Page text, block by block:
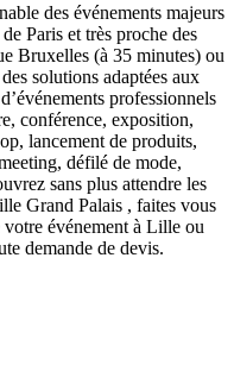
des événements majeurs
Paris et très proche des
Bruxelles (à 35 minutes) ou
solutions adaptées aux
professionnels
conférence, exposition,
lancement de produits,
défilé de mode,
sans plus attendre les
Grand Palais , faites vous
événement à Lille ou
demande de devis.